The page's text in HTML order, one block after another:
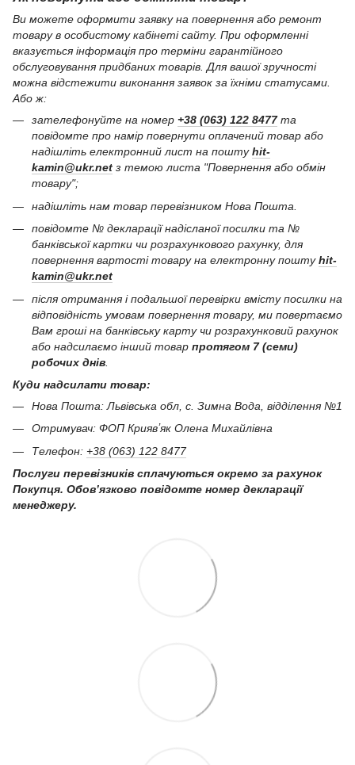
Ви можете оформити заявку на повернення або ремонт
товару в особистому кабінеті сайту. При оформленні
вказується інформація про терміни гарантійного
обслуговування придбаних товарів. Для вашої зручності
можна відстежити виконання заявок за їхніми статусами.
Або ж:
зателефонуйте на номер +38 (063) 122 8477та
повідомте про намір повернути оплачений товар або
надішліть електронний лист на поштуhit-
kamin@ukr.net з темою листа "Повернення або обмін
товару";
надішліть нам товар перевізником Нова Пошта.
повідомте № декларації надісланої посилки та №
банківської картки чи розрахункового рахунку, для
повернення вартості товару на електронну поштуhit-
kamin@ukr.net
після отримання і подальшої перевірки вмісту посилки на
відповідність умовам повернення товару, ми повертаємо
Вам гроші на банківську карту чи розрахунковий рахунок
або надсилаємо інший товар протягом 7 (семи)
робочих днів
Куди надсилати товар:
Нова Пошта: Львівська обл, с. Зимна Вода, відділення №1
Отримувач: ФОП Криявʼяк Олена Михайлівна
Телефон: +38 (063) 122 8477
Послуги перевізників сплачуються окремо за рахунок
Покупця. Обов’язково повідомте номер декларації
менеджеру.